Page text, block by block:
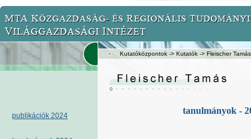
Kutatóközpontok -> Kutatók -> Fleischer Tamás
publikációk 2024 tanulmányok -